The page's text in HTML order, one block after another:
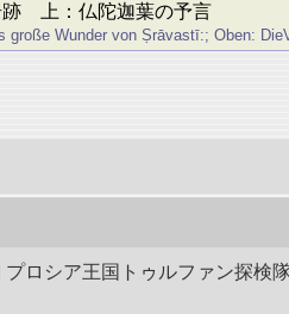
跡 上：仏陀迦葉の予言
Wunder von Ṣrāvastī:; Oben:
ロシア王国トゥルファン探